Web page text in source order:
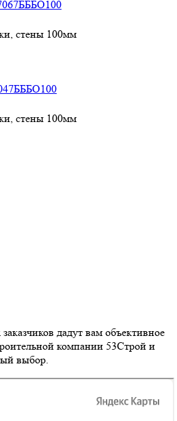
стены 100мм
стены 100мм
дадут вам объективное
компании 53Строй и
выбор.